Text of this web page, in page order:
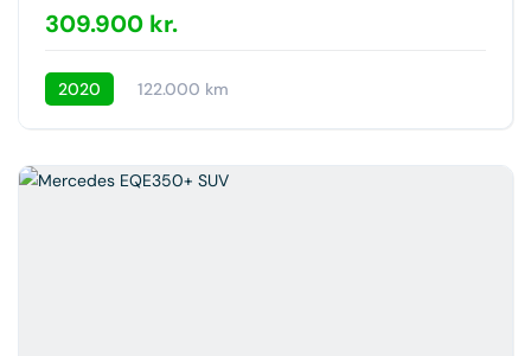
309.900 kr.
2020 122.000 km